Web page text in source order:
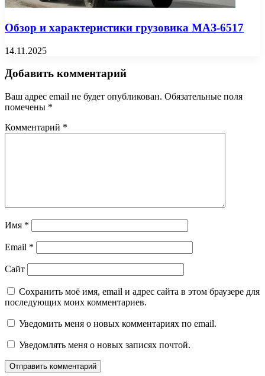
Обзор и характеристики грузовика МАЗ-6517
14.11.2025
Добавить комментарий
Ваш адрес email не будет опубликован. Обязательные поля
помечены *
Комментарий *
Имя *
Email *
Сайт
Сохранить моё имя, email и адрес сайта в этом браузере для
последующих моих комментариев.
Уведомить меня о новых комментариях по email.
Уведомлять меня о новых записях почтой.